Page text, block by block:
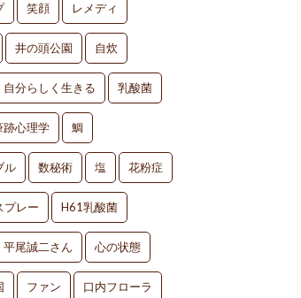
笑顔 レメディ
井の頭公園 自炊
自分らしく生きる 乳酸菌
跡心理学 鯛
ル 数秘術 塩 花粉症
プレー H61乳酸菌
平尾誠二さん 心の状態
ファン 口内フローラ